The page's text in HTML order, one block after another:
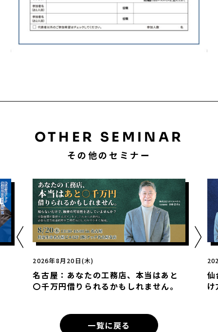
OTHER SEMINAR
その他のセミナー
2026年8月20日(木)
名古屋：あなたの工務店、本当はあと
〇千万円借りられるかもしれません。
2026
仙台
け方
一覧に戻る